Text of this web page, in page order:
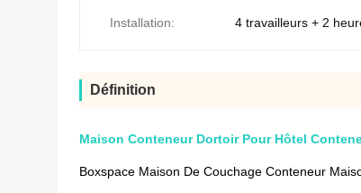
Installation: 4 travailleurs + 2
Définition
Maison Conteneur Dortoir Pour Hôtel
Boxspace Maison De Couchage Conteneur